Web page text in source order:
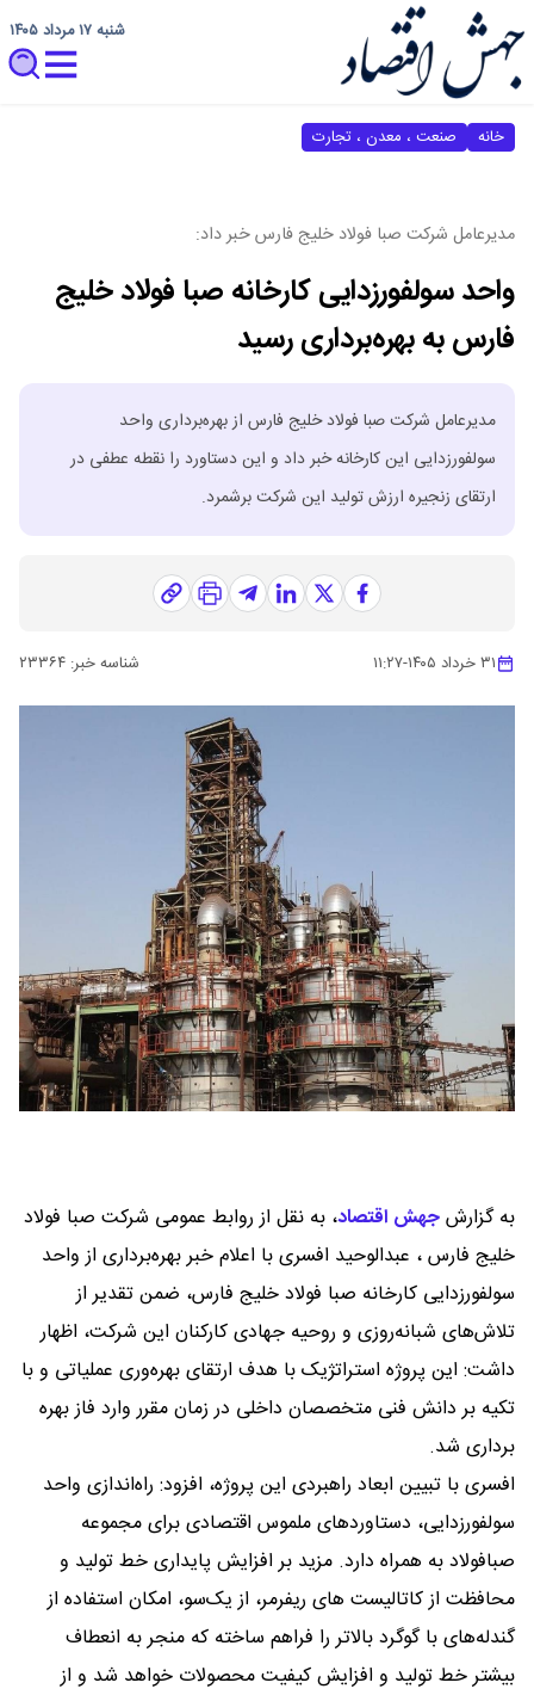
شنبه ۱۷ مرداد ۱۴۰۵
خانه صنعت ، معدن ، تجارت
مدیرعامل شرکت صبا فولاد خلیج فارس خبر داد:
واحد سولفورزدایی کارخانه صبا فولاد خلیج
فارس به بهره‌برداری رسید
مدیرعامل شرکت صبا فولاد خلیج فارس از بهره‌برداری واحد
سولفورزدایی این کارخانه خبر داد و این دستاورد را نقطه عطفی در
ارتقای زنجیره ارزش تولید این شرکت برشمرد.
۳۱ خرداد ۱۴۰۵ -۱۱:۲۷ شناسه خبر: ۲۳۳۶۴
به گزارشجهش اقتصاد، به نقل از روابط عمومی شرکت صبا فولاد
خلیج فارس ، عبدالوحید افسری با اعلام خبر بهره‌برداری از واحد
سولفورزدایی کارخانه صبا فولاد خلیج فارس، ضمن تقدیر از
تلاش‌های شبانه‌روزی و روحیه جهادی کارکنان این شرکت، اظهار
داشت: این پروژه استراتژیک با هدف ارتقای بهره‌وری عملیاتی و با
تکیه بر دانش فنی متخصصان داخلی در زمان مقرر وارد فاز بهره
برداری شد.
افسری با تبیین ابعاد راهبردی این پروژه، افزود: راه‌اندازی واحد
سولفورزدایی، دستاوردهای ملموس اقتصادی برای مجموعه
صبافولاد به همراه دارد. مزید بر افزایش پایداری خط تولید و
محافظت از کاتالیست های ریفرمر، از یک‌سو، امکان استفاده از
گندله‌های با گوگرد بالاتر را فراهم ساخته که منجر به انعطاف
بیشتر خط تولید و افزایش کیفیت محصولات خواهد شد و از